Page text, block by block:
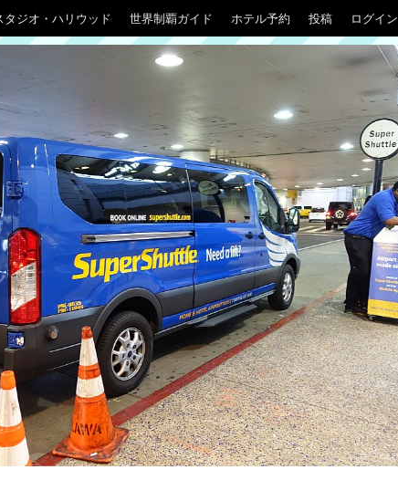
タジオ・ハリウッド 世界制覇ガイド ホテル予約 投稿 ログイン